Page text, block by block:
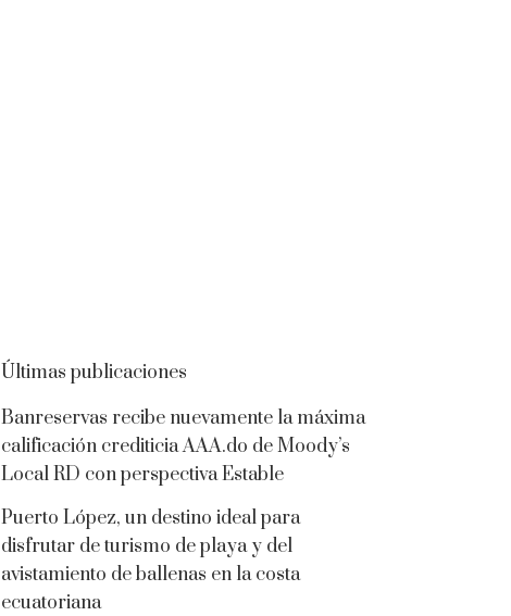
Últimas publicaciones
Banreservas recibe nuevamente la máxima
calificación crediticia AAA.do de Moody’s
Local RD con perspectiva Estable
Puerto López, un destino ideal para
disfrutar de turismo de playa y del
avistamiento de ballenas en la costa
ecuatoriana